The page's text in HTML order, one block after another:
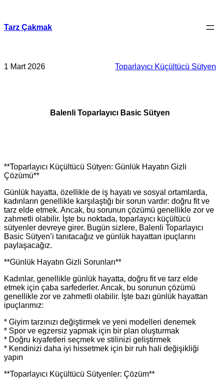
Tarz Çakmak
1 Mart 2026 Toparlayıcı Küçültücü Sütyen
Balenli Toparlayıcı Basic Sütyen
**Toparlayıcı Küçültücü Sütyen: Günlük Hayatın Gizli
Çözümü**
Günlük hayatta, özellikle de iş hayatı ve sosyal ortamlarda,
kadınların genellikle karşılaştığı bir sorun vardır: doğru fit ve
tarz elde etmek. Ancak, bu sorunun çözümü genellikle zor ve
zahmetli olabilir. İşte bu noktada, toparlayıcı küçültücü
sütyenler devreye girer. Bugün sizlere, Balenli Toparlayıcı
Basic Sütyen’i tanıtacağız ve günlük hayattan ipuçlarını
paylaşacağız.
**Günlük Hayatın Gizli Sorunları**
Kadınlar, genellikle günlük hayatta, doğru fit ve tarz elde
etmek için çaba sarfederler. Ancak, bu sorunun çözümü
genellikle zor ve zahmetli olabilir. İşte bazı günlük hayattan
ipuçlarımız:
* Giyim tarzınızı değiştirmek ve yeni modelleri denemek
* Spor ve egzersiz yapmak için bir plan oluşturmak
* Doğru kıyafetleri seçmek ve stilinizi geliştirmek
* Kendinizi daha iyi hissetmek için bir ruh hali değişikliği
yapın
**Toparlayıcı Küçültücü Sütyenler: Çözüm**